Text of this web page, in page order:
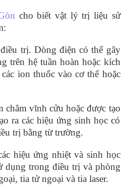
cho biết vật lý trị liệu sử
trị. Dòng điện có thể gây
trên hệ tuần hoàn hoặc kích
ion thuốc vào cơ thể hoặc
vĩnh cửu hoặc được tạo
ra các hiệu ứng sinh học có
trị bằng từ trường.
hiệu ứng nhiệt và sinh học
dụng trong điều trị và phòng
tia tử ngoại và tia laser.